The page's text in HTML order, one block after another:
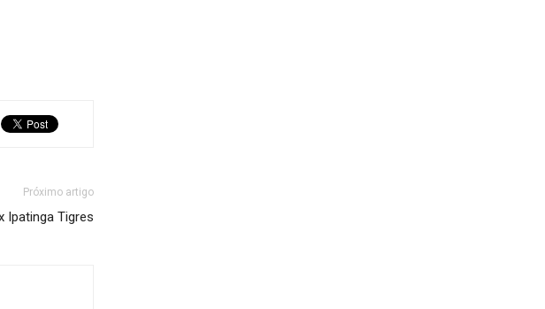
Próximo artigo
Ipatinga Tigres